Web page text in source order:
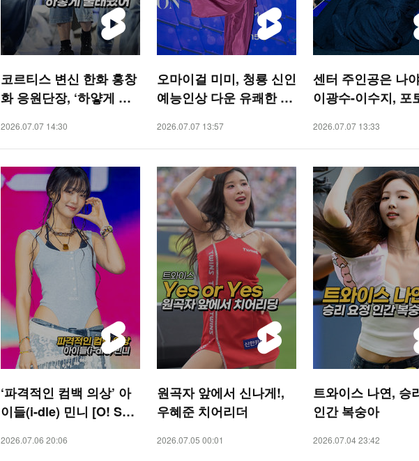
코르티스 변신 한화 홍창
화 응원단장, ‘하얗게 불
폼]
2026.07.07 14:30
오마이걸 미미, 청룡 신인
예능인상 다운 유쾌한 포
2026.07.07 13:57
센터 주인공은 나
이광수-이수지, 포
폼]
2026.07.07 13:33
‘파격적인 컴백 의상’ 아
이들(i-dle) 민니 [O! STA
2026.07.06 20:06
원곡자 앞에서 신나게!,
우혜준 치어리더
2026.07.05 00:01
트와이스 나연, 승
인간 복숭아
2026.07.04 23:42